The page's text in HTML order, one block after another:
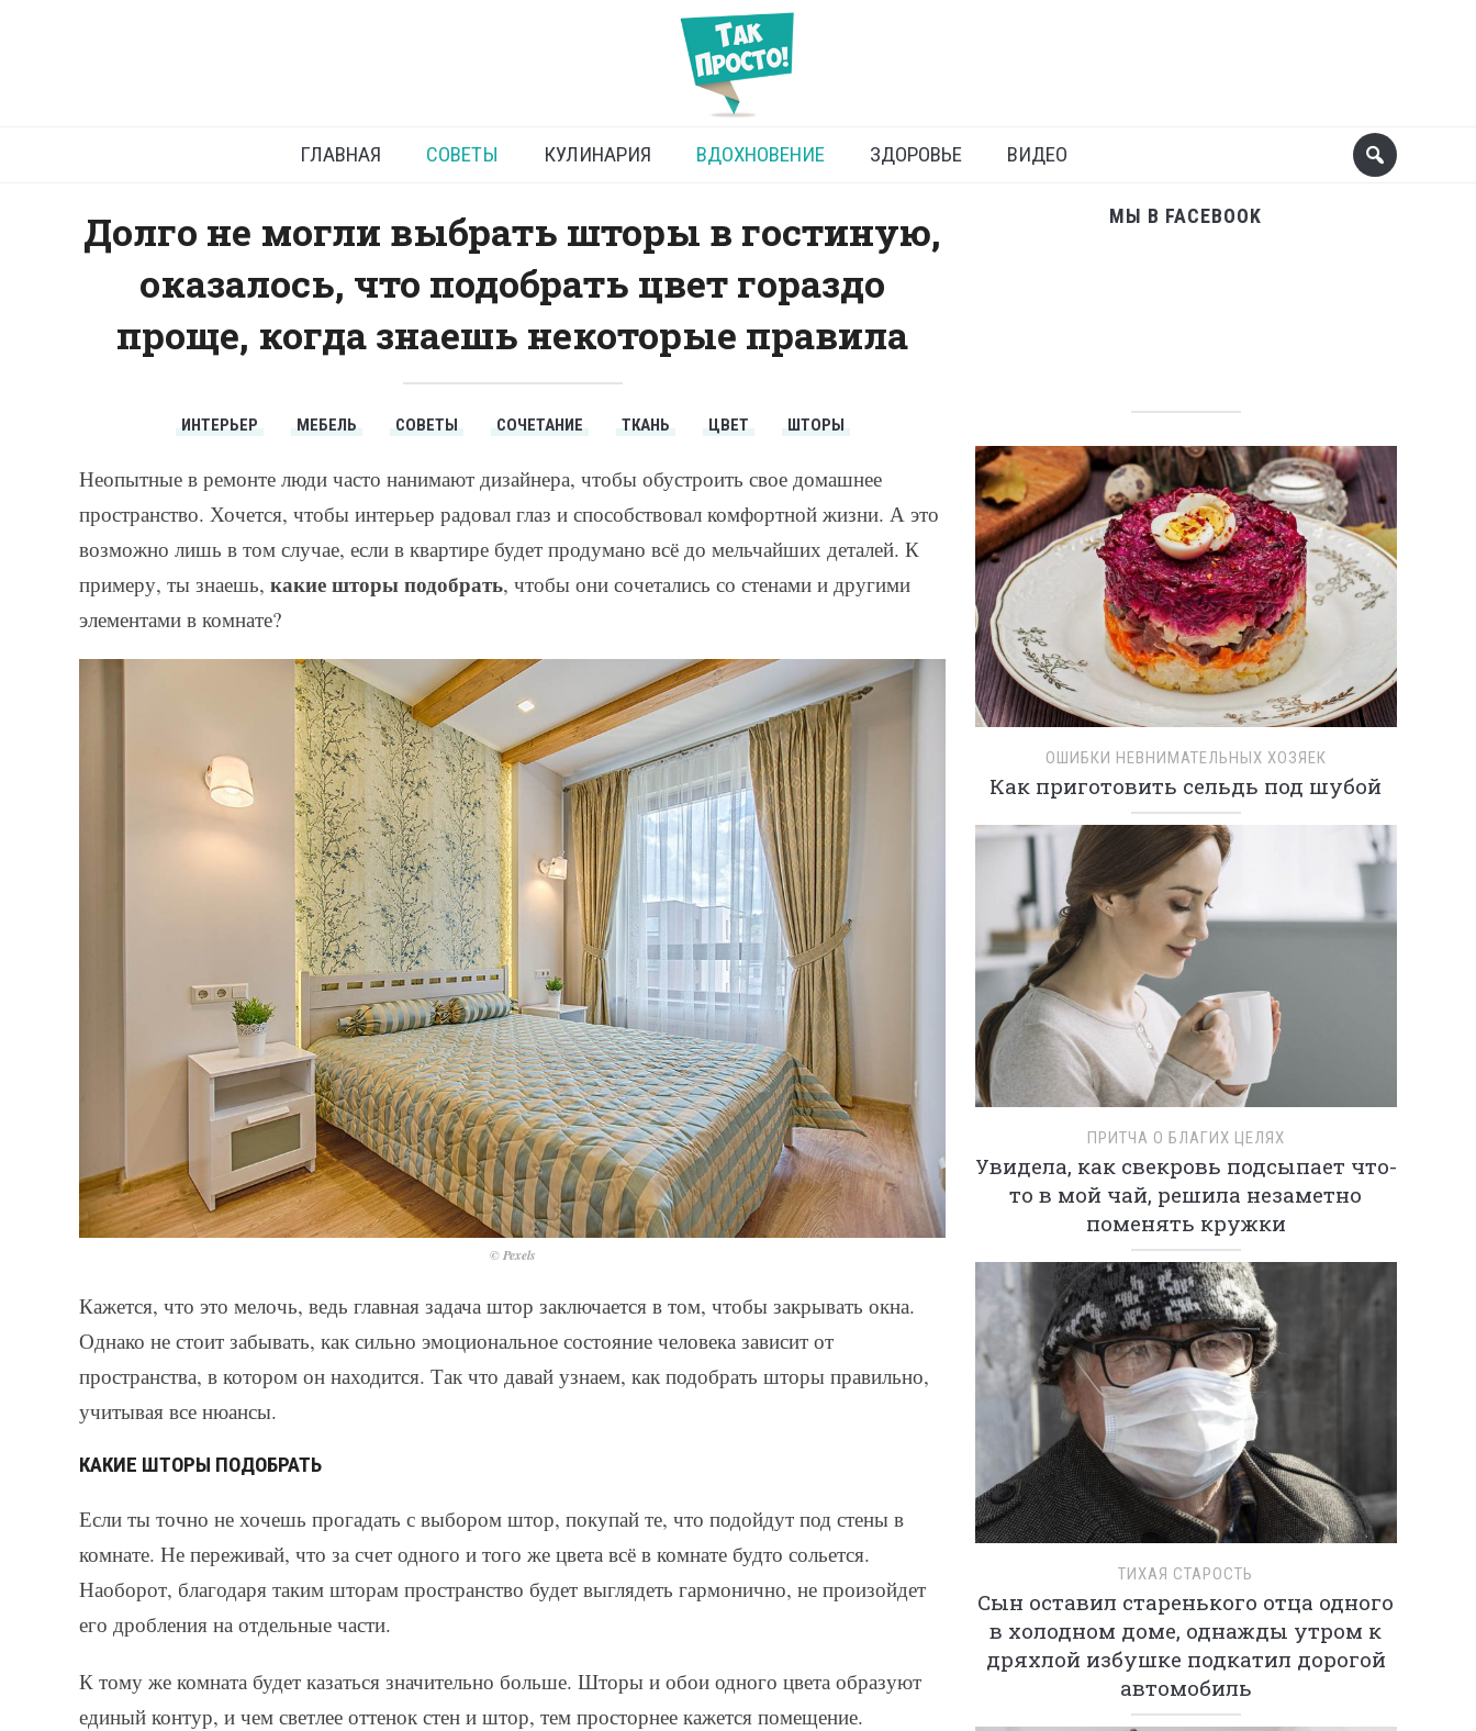
Какие шторы подобрать в комнату
ГЛАВНАЯ СОВЕТЫ КУЛИНАРИЯ ВДОХНОВЕНИЕ ЗДОРОВЬЕ ВИДЕО
Долго не могли выбрать шторы в гостиную,
оказалось, что подобрать цвет гораздо
проще, когда знаешь некоторые правила
ИНТЕРЬЕР МЕБЕЛЬ СОВЕТЫ СОЧЕТАНИЕ ТКАНЬ ЦВЕТ ШТОРЫ
Неопытные в ремонте люди часто нанимают дизайнера, чтобы обустроить свое домашнее
пространство. Хочется, чтобы интерьер радовал глаз и способствовал комфортной жизни. А это
возможно лишь в том случае, если в квартире будет продумано всё до мельчайших деталей. К
примеру, ты знаешь, какие шторы подобрать, чтобы они сочетались со стенами и другими
элементами в комнате?
© Pexels
Кажется, что это мелочь, ведь главная задача штор заключается в том, чтобы закрывать окна.
Однако не стоит забывать, как сильно эмоциональное состояние человека зависит от
пространства, в котором он находится. Так что давай узнаем, как подобрать шторы правильно,
учитывая все нюансы.
КАКИЕ ШТОРЫ ПОДОБРАТЬ
Если ты точно не хочешь прогадать с выбором штор, покупай те, что подойдут под стены в
комнате. Не переживай, что за счет одного и того же цвета всё в комнате будто сольется.
Наоборот, благодаря таким шторам пространство будет выглядеть гармонично, не произойдет
его дробления на отдельные части.
К тому же комната будет казаться значительно больше. Шторы и обои одного цвета образуют
единый контур, и чем светлее оттенок стен и штор, тем просторнее кажется помещение.
МЫ В FACEBOOK
ОШИБКИ НЕВНИМАТЕЛЬНЫХ ХОЗЯЕК
Как приготовить сельдь под шубой
ПРИТЧА О БЛАГИХ ЦЕЛЯХ
Увидела, как свекровь подсыпает что-
то в мой чай, решила незаметно
поменять кружки
ТИХАЯ СТАРОСТЬ
Сын оставил старенького отца одного
в холодном доме, однажды утром к
дряхлой избушке подкатил дорогой
автомобиль